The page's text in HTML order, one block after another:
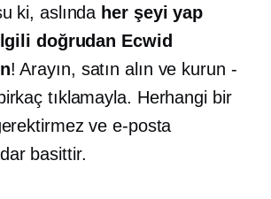
ki, aslında her şeyi yap
doğrudan Ecwid
! Arayın, satın alın ve kurun -
tıklamayla. Herhangi bir
ve e-posta
basittir.